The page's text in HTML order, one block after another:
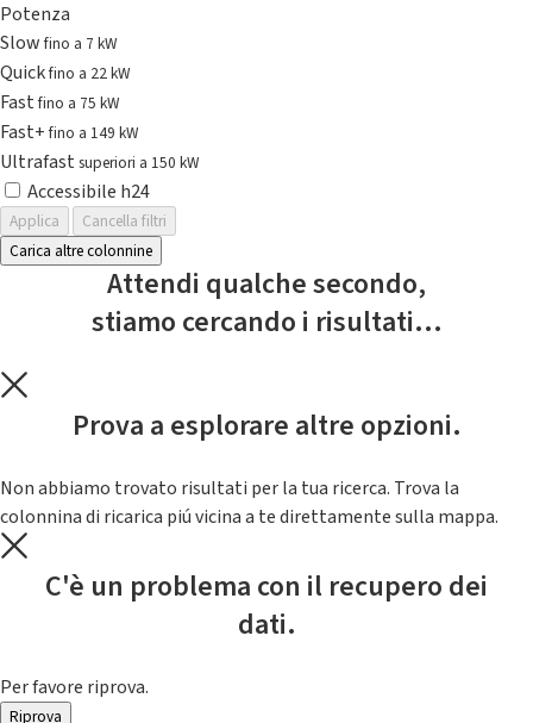
Potenza
Slowfino a 7 kW
Quickfino a 22 kW
Fastfino a 75 kW
Fast+fino a 149 kW
Ultrafast superiori a 150 kW
Accessibile h24
Applica
Cancella filtri
Carica altre colonnine
Attendi qualche secondo,
stiamo cercando i risultati...
Prova a esplorare altre opzioni.
Non abbiamo trovato risultati per la tua ricerca. Trova la
colonnina di ricarica piú vicina a te direttamente sulla mappa.
C'è un problema con il recupero dei
dati.
Per favore riprova.
Riprova